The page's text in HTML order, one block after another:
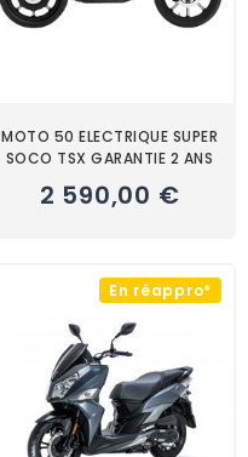
MOTO 50 ELECTRIQUE SUPER
SOCO TSX GARANTIE 2 ANS
2 590,00 €
En réappro*